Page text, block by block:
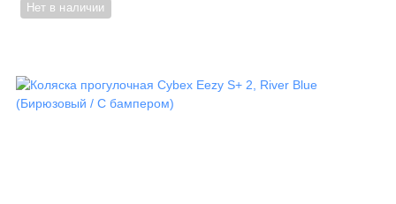
Нет в наличии